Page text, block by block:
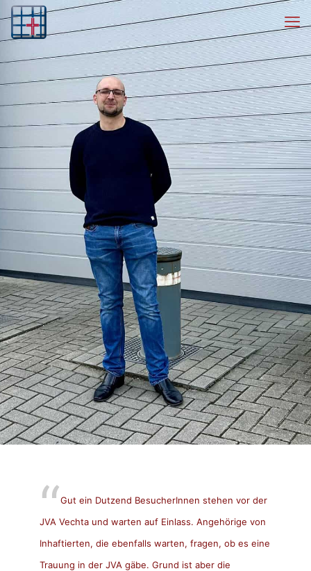
Gut ein Dutzend BesucherInnen stehen vor der
JVA Vechta und warten auf Einlass. Angehörige von
Inhaftierten, die ebenfalls warten, fragen, ob es eine
Trauung in der JVA gäbe. Grund ist aber die